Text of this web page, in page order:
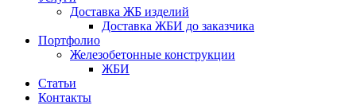
Доставка ЖБ изделий
Доставка ЖБИ до заказчика
Портфолио
Железобетонные конструкции
ЖБИ
Статьи
Контакты